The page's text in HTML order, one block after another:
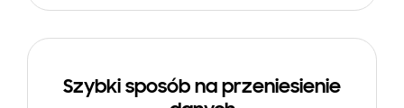
Szybki sposób na przeniesienie